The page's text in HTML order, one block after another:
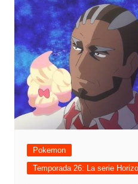
Pokemon
Temporada 26: La serie